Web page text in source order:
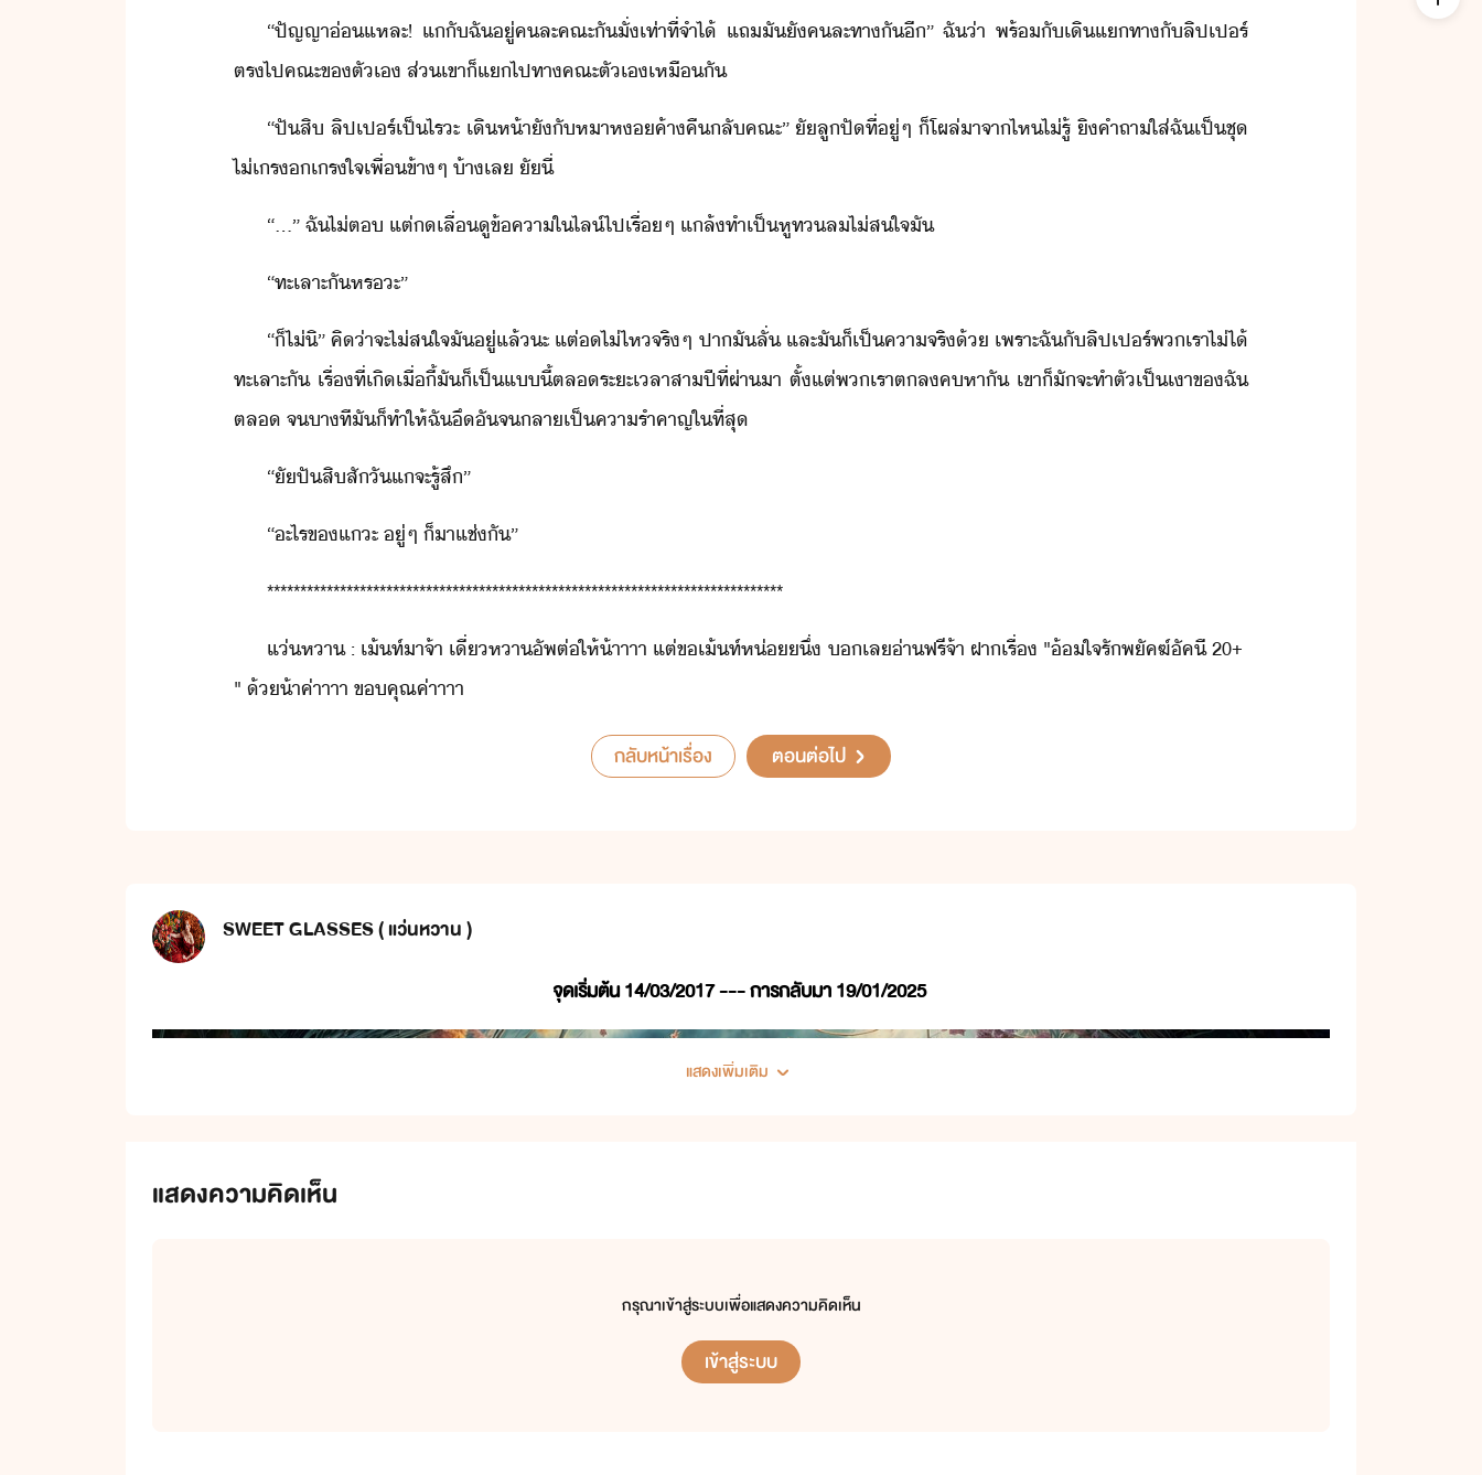
“​ปัญญา่​แหละ​!​ ​แ​ั​ฉั​ู่​คละ​คณะ​ั​ั่​เท่าที่​จำไ้​ ​แถ​ั​ั​คละ​ทา​ั​ี​”​ ​ฉั​่า​ ​พร้ั​เิ​แทา​ั​ลิป​เปร์​
ตร​ไป​คณะ​ข​ตัเ​ ​ส่​เขา​็​แ​ไป​ทา​คณะ​ตัเ​เหืั
“​ปั​สิ​ ​ลิป​เปร์​เป็ไร​ะ​ ​เิห้า​ัั​หา​ห​ค้าคื​ลั​คณะ​”​ ั​ลู​ปั​ที่ู่​ๆ​ ​็​โผล่​าจา​ไห​ไ่รู้​ ​ิคำถา​ใส่​ฉั​เป็​ชุ​
​ไ่​เรเรใจ​เพื่​ข้าๆ​ ​้า​เล​ ั​ี​่
“​...​”​ ​ฉั​ไ่​ต​ ​แต่​​เลื่​ู​ข้คา​ใ​ไล์​ไป​เรื่ๆ​ ​แล้ทำ​เป็​หูทล​ไ่ส​ใจ​ั
“​ทะเลาะ​ั​หร​ะ​”
“​็​ไ่​ิ​”​ ​คิ​่า​จะ​ไ่ส​ใจ​ั​ู่​แล้​ะ​ ​แต่​ไ่ไห​จริๆ​ ​ปา​ั​ลั่​ ​และ​ั​็​เป็คา​จริ​้​ ​เพราะ​ฉั​ั​ลิป​เปร์​พเรา​ไ่ไ้​
ทะเลาะ​ั​ ​เรื่​ที่เิ​เื่ี้​ั​็​เป็​แี้​ตล​ระะเลา​สา​ปี​ที่ผ่าา​ ​ตั้แต่​พเรา​ตล​คหา​ั​ ​เขา​็​ัจะ​ทำตั​เป็เา​ข​ฉั​
ตล​ ​จ​าที​ั​็​ทำให้​ฉั​ึ​ั​จ​ลาเป็​คารำคาญ​ใที่สุ
“ั​ปั​สิ​สัั​แ​จะ​รู้สึ​”
“​ะไร​ข​แะ​ ​ู่​ๆ​ ​็​า​แช่​ั​”
******************************************************************************
แ่​หา​ ​:​ ​เ้ท์​า​จ้า​ ​เี่​หา​ัพ​ต่ให้​้าาาา​ ​แต่​ข​เ้ท์​ห่​ึ​่​ ​​เล​่า​ฟรี​จ้า​ ​ฝา​เรื่​ ​"​้ใจ​รั​พัคฆ์​ัคี​ ​20+​ ​
"​ ​้​้า​ค่าาาา​ ​ขคุณ​ค่าาาา
กลับหน้าเรื่อง ตอนต่อไป
SWEET GLASSES ( แว่นหวาน )
จุดเริ่มต้น 14/03/2017 --- การกลับมา 19/01/2025
แสดงเพิ่มเติม
แสดงความคิดเห็น
กรุณาเข้าสู่ระบบเพื่อแสดงความคิดเห็น
เข้าสู่ระบบ